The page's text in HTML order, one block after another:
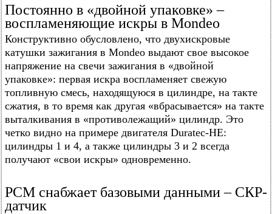
Постоянно в «двойной упаковке» –
воспламеняющие искры в Mondeo
Конструктивно обусловлено, что двухискровые
катушки зажигания в Mondeo выдают свое высокое
напряжение на свечи зажигания в «двойной
упаковке»: первая искра воспламеняет свежую
топливную смесь, находящуюся в цилиндре, на такте
сжатия, в то время как другая «вбрасывается» на такте
выталкивания в «противолежащий» цилиндр. Это
четко видно на примере двигателя Duratec-HE:
цилиндры 1 и 4, а также цилиндры 3 и 2 всегда
получают «свои искры» одновременно.
РСМ снабжает базовыми данными – СКР-
датчик